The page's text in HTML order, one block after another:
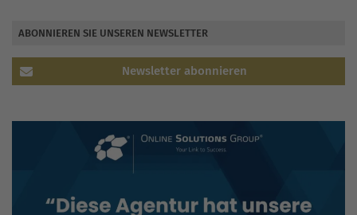
ABONNIEREN SIE UNSEREN NEWSLETTER
Newsletter abonnieren